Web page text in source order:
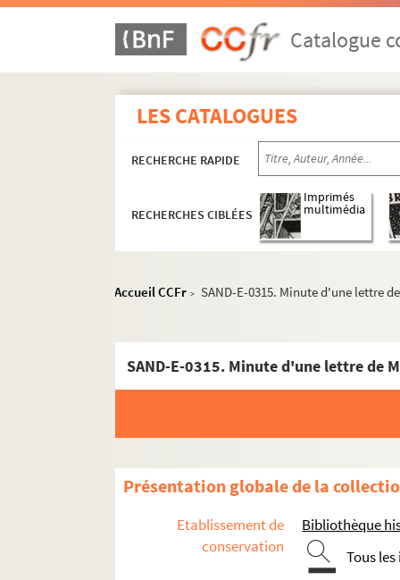
Catalogue
LES CATALOGUES
RECHERCHE RAPIDE
RECHERCHES CIBLÉES
Imprimés
multimédia
Accueil CCFr > SAND-E-0315. Minute d'une lettre
Présentation globale de la
Etablissement de
conservation
Bibliothèque
Tous
Marie-Aurore de Koenigsmark (1662-1728)
Maurice de Saxe (1696-1750)